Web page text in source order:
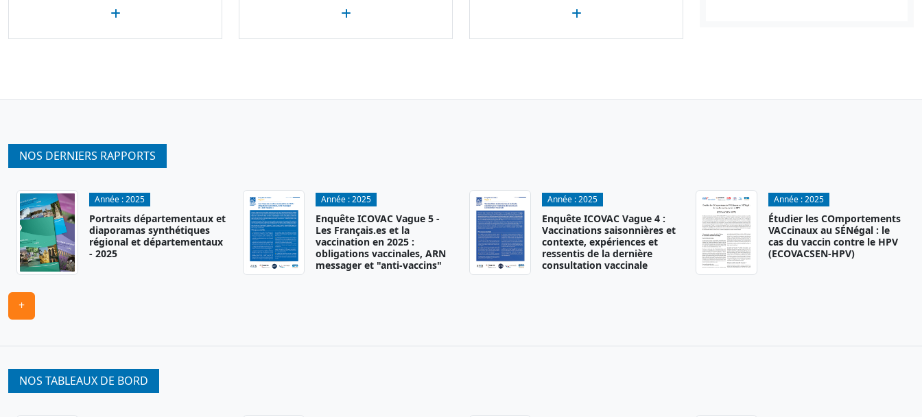
NOS DERNIERS RAPPORTS
Année :2025
Portraits départementaux et
diaporamas synthétiques
régional et départementaux
- 2025
Année :2025
Enquête ICOVAC Vague 5 -
Les Français.es et la
vaccination en 2025 :
obligations vaccinales, ARN
messager et "anti-vaccins"
Année :2025
Enquête ICOVAC Vague 4 :
Vaccinations saisonnières et
contexte, expériences et
ressentis de la dernière
consultation vaccinale
Année :2025
Étudier les COmportements
VACcinaux au SÉNégal : le
cas du vaccin contre le HPV
(ECOVACSEN-HPV)
+
NOS TABLEAUX DE BORD